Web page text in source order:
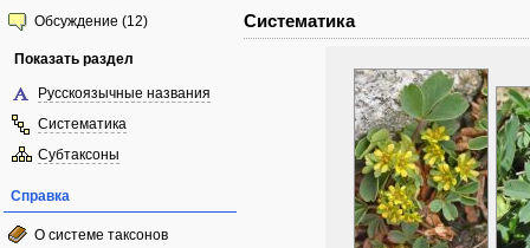
Обсуждение (12)
Показать раздел
Русскоязычные названия
Систематика
Субтаксоны
Справка
О системе таксонов
Систематика